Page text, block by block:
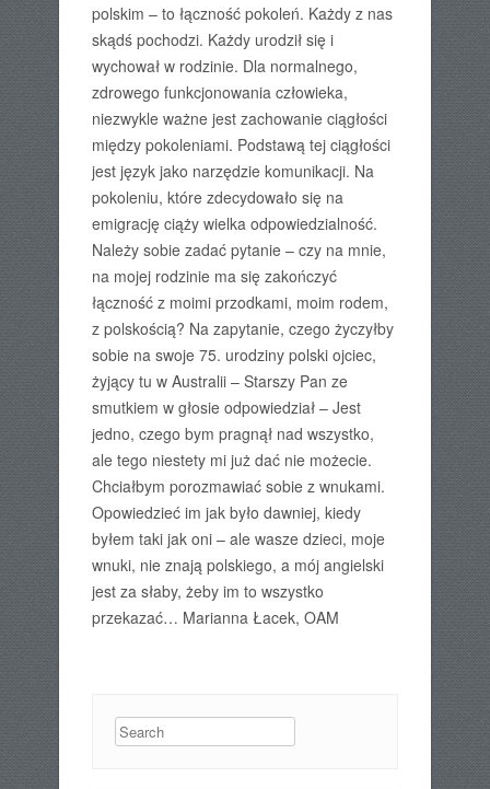
polskim – to łączność pokoleń. Każdy z nas
skądś pochodzi. Każdy urodził się i
wychował w rodzinie. Dla normalnego,
zdrowego funkcjonowania człowieka,
niezwykle ważne jest zachowanie ciągłości
między pokoleniami. Podstawą tej ciągłości
jest język jako narzędzie komunikacji. Na
pokoleniu, które zdecydowało się na
emigrację ciąży wielka odpowiedzialność.
Należy sobie zadać pytanie – czy na mnie,
na mojej rodzinie ma się zakończyć
łączność z moimi przodkami, moim rodem,
z polskością? Na zapytanie, czego życzyłby
sobie na swoje 75. urodziny polski ojciec,
żyjący tu w Australii – Starszy Pan ze
smutkiem w głosie odpowiedział – Jest
jedno, czego bym pragnął nad wszystko,
ale tego niestety mi już dać nie możecie.
Chciałbym porozmawiać sobie z wnukami.
Opowiedzieć im jak było dawniej, kiedy
byłem taki jak oni – ale wasze dzieci, moje
wnuki, nie znają polskiego, a mój angielski
jest za słaby, żeby im to wszystko
przekazać… Marianna Łacek, OAM
Search